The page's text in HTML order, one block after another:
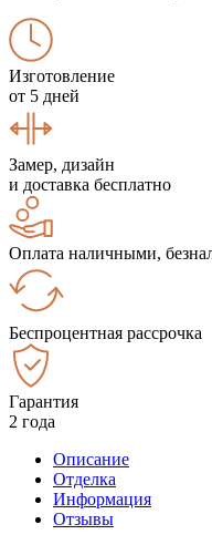
Изготовление
от 5 дней
Замер, дизайн
и доставка бесплатно
Оплата наличными,
Беспроцентная рассрочка
Гарантия
2 года
Описание
Отделка
Информация
Отзывы